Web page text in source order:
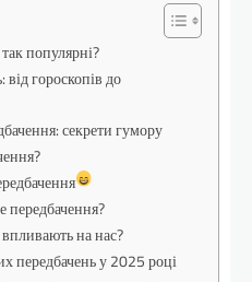
популярні?
гороскопів до
секрети гумору
на нас?
передбачень у 2025 році